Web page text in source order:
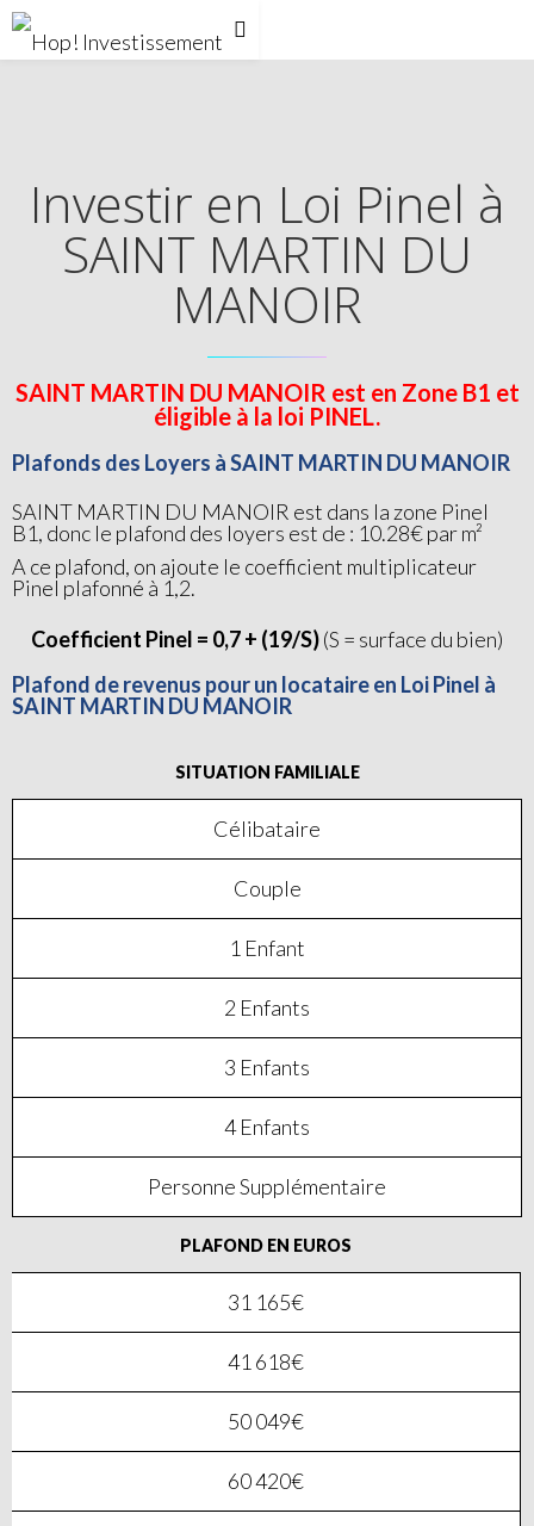
Investir en Loi Pinel à
SAINT MARTIN DU
MANOIR
SAINT MARTIN DU MANOIR est en Zone B1 et
éligible à la loi PINEL.
Plafonds des Loyers à SAINT MARTIN DU MANOIR
SAINT MARTIN DU MANOIR est dans la zone Pinel
B1, donc le plafond des loyers est de : 10.28€ par m²
A ce plafond, on ajoute le coefficient multiplicateur
Pinel plafonné à 1,2.
Coefficient Pinel = 0,7 + (19/S)(S = surface du bien)
Plafond de revenus pour un locataire en Loi Pinel à
SAINT MARTIN DU MANOIR
SITUATION FAMILIALE
Célibataire
Couple
1 Enfant
2 Enfants
3 Enfants
4 Enfants
Personne Supplémentaire
PLAFOND EN EUROS
31 165€
41 618€
50 049€
60 420€